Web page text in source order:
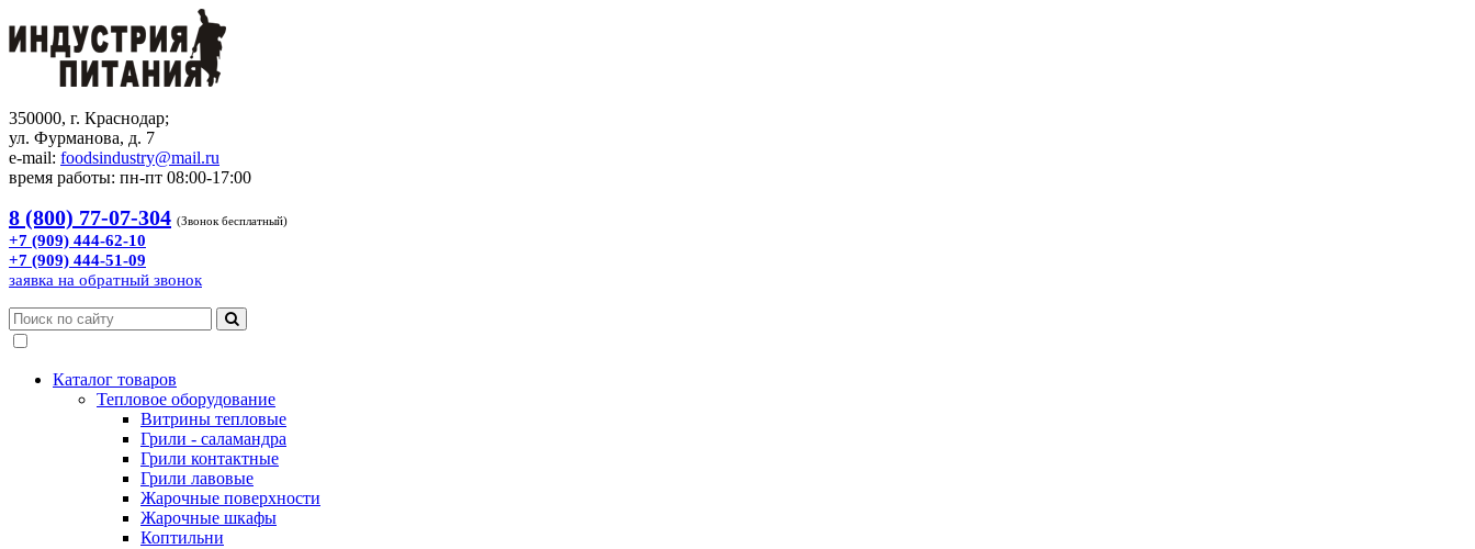
350000, г. Краснодар;
ул. Фурманова, д. 7
e-mail: foodsindustry@mail.ru
время работы: пн-пт 08:00-17:00
8 (800) 77-07-304 (Звонок бесплатный)
+7 (909) 444-62-10
+7 (909) 444-51-09
заявка на обратный звонок
Каталог товаров
Тепловое оборудование
Витрины тепловые
Грили - саламандра
Грили контактные
Грили лавовые
Жарочные поверхности
Жарочные шкафы
Коптильни